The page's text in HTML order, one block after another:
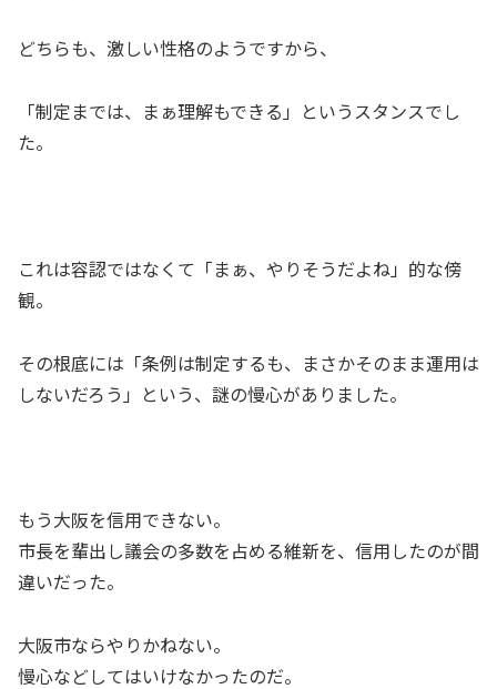
どちらも、激しい性格のようですから、
「制定までは、まぁ理解もできる」というスタンスでし
た。
これは容認ではなくて「まぁ、やりそうだよね」的な傍
観。
その根底には「条例は制定するも、まさかそのまま運用は
しないだろう」という、謎の慢心がありました。
もう大阪を信用できない。
市長を輩出し議会の多数を占める維新を、信用したのが間
違いだった。
大阪市ならやりかねない。
慢心などしてはいけなかったのだ。